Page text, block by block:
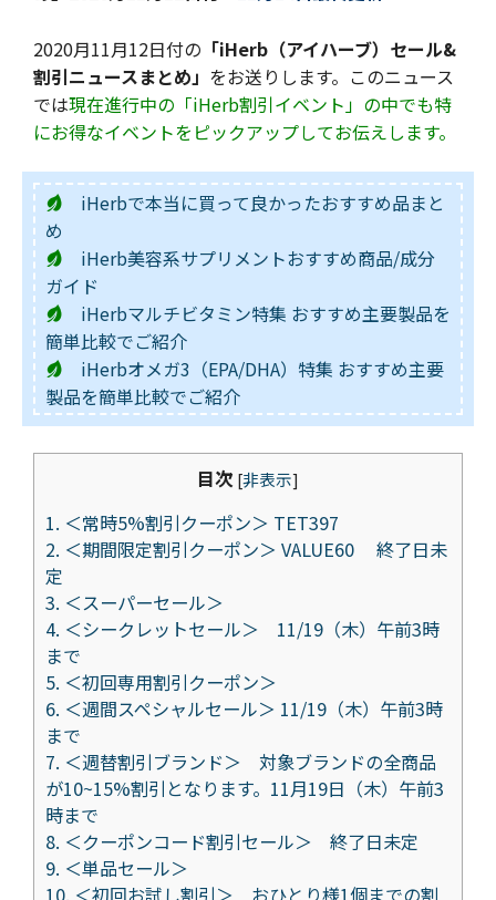
2020月11月12日付の 「iHerb（アイハーブ）セール&
割引ニュースまとめ」 をお送りします。このニュース
では現在進行中の「iHerb割引イベント」の中でも特
にお得なイベントをピックアップしてお伝えします。
iHerbで本当に買って良かったおすすめ品まと
め
iHerb美容系サプリメントおすすめ商品/成分
ガイド
iHerbマルチビタミン特集 おすすめ主要製品を
簡単比較でご紹介
iHerbオメガ3（EPA/DHA）特集 おすすめ主要
製品を簡単比較でご紹介
目次 [非表示]
1. ＜常時5%割引クーポン＞ TET397
2. ＜期間限定割引クーポン＞ VALUE60 終了日未
定
3. ＜スーパーセール＞
4. ＜シークレットセール＞ 11/19（木）午前3時
まで
5. ＜初回専用割引クーポン＞
6. ＜週間スペシャルセール＞ 11/19（木）午前3時
まで
7. ＜週替割引ブランド＞ 対象ブランドの全商品
が10~15%割引となります。11月19日（木）午前3
時まで
8. ＜クーポンコード割引セール＞ 終了日未定
9. ＜単品セール＞